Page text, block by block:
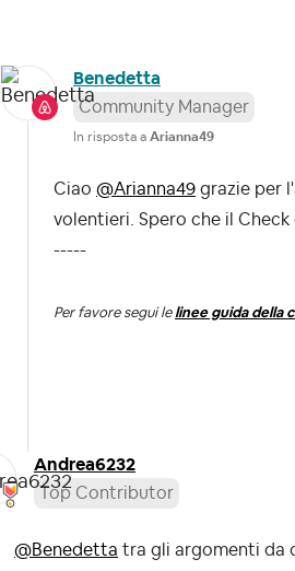
Benedetta
Community Manager
In risposta a Arianna49
Ciao @Arianna49 grazie per
volentieri. Spero che il
-----
Per favore segui le linee guida della
Andrea6232
Top Contributor
@Benedetta tra gli argomenti da